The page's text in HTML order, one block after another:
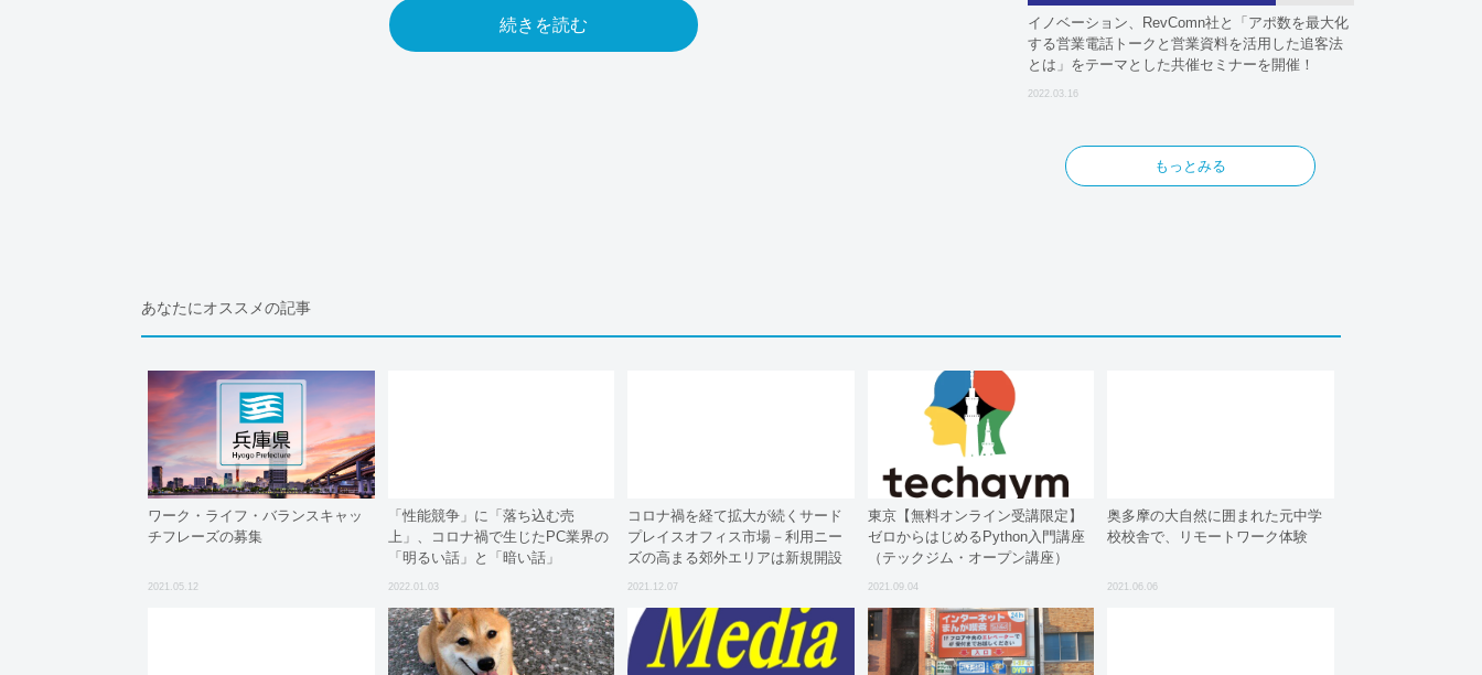
続きを読む
イノベーション、RevComn社と「アポ数を最大化
する営業電話トークと営業資料を活用した追客法
とは」をテーマとした共催セミナーを開催！
2022.03.16
もっとみる
あなたにオススメの記事
ワーク・ライフ・バランスキャッ
チフレーズの募集
2021.05.12
「性能競争」に「落ち込む売
上」、コロナ禍で生じたPC業界の
「明るい話」と「暗い話」
2022.01.03
コロナ禍を経て拡大が続くサード
プレイスオフィス市場－利用ニー
ズの高まる郊外エリアは新規開設
2021.12.07
東京【無料オンライン受講限定】
ゼロからはじめるPython入門講座
（テックジム・オープン講座）
2021.09.04
奥多摩の大自然に囲まれた元中学
校校舎で、リモートワーク体験
2021.06.06